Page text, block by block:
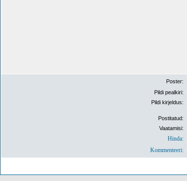
Poster:
Pildi pealkiri:
Pildi kirjeldus:
Postitatud:
Vaatamisi:
Hinda:
Kommenteeri: